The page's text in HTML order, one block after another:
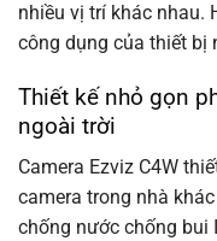
nhiều vị trí khác nhau.
công dụng của thiết bị
Thiết kế nhỏ gọn
ngoài trời
Camera Ezviz C4W
camera trong nhà
chống nước chống bui